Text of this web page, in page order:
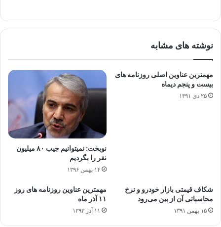
نوشته های مشابه
مهمترین عناوین اصلی روزنامه های
بیست و پنجم دیماه
۲۵ دی ۱۳۹۱
نوبخت: نمی‎توانیم جیب ۸۰ میلیون
نفر را بگردیم
۱۴ بهمن ۱۳۹۶
شکاف قیمتی بازار خودرو و نرخ
محاسباتی آن از بین می‌رود
۱۵ بهمن ۱۳۹۱
مهمترین عناوین روزنامه های روز
۱۱ آذر ماه
۱۱ آذر ۱۳۹۲